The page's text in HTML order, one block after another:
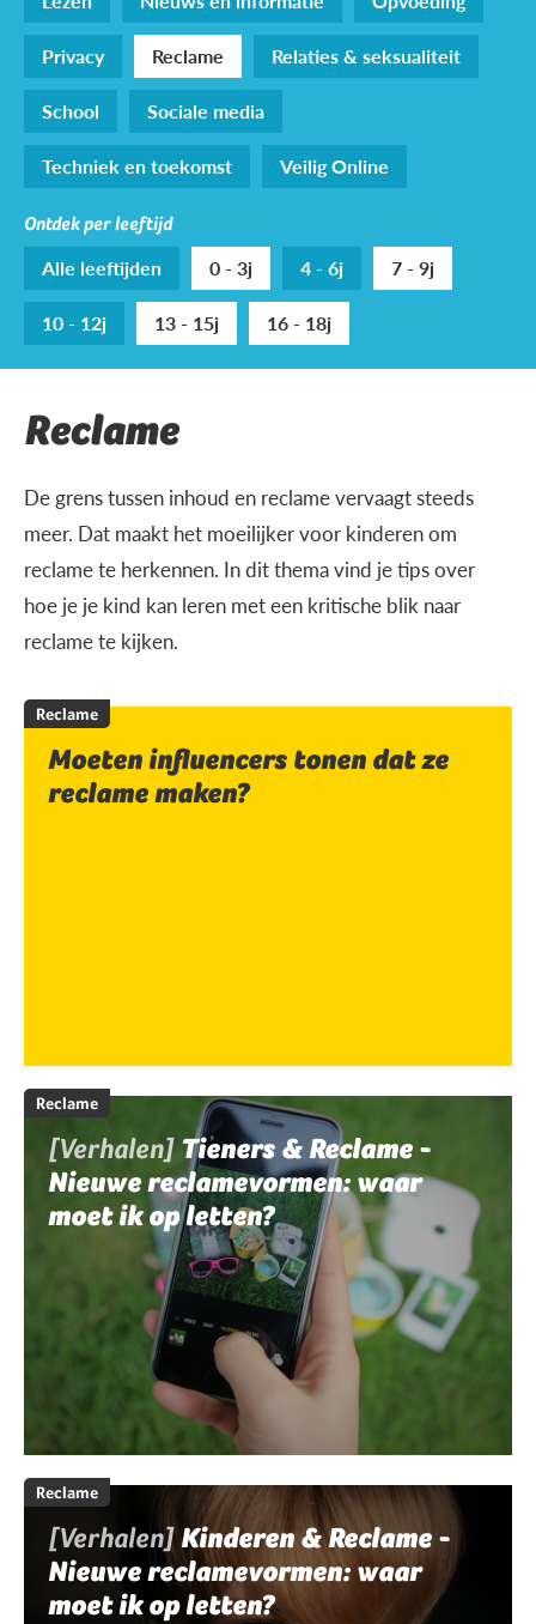
Privacy
Reclame
Relaties & seksualiteit
School
Sociale media
Techniek en toekomst
Veilig Online
Ontdek per leeftijd
Alle leeftijden 0 - 3j 4 - 6j
7 - 9j
10 - 12j
13 - 15j 16 - 18j
Reclame
De grens tussen inhoud en reclame vervaagt steeds
meer. Dat maakt het moeilijker voor kinderen om
reclame te herkennen. In dit thema vind je tips over
hoe je je kind kan leren met een kritische blik naar
reclame te kijken.
Reclame
Moeten influencers tonen dat ze
reclame maken?
Reclame
[Verhalen] Tieners & Reclame -
Nieuwe reclamevormen: waar
moet ik op letten?
Reclame
[Verhalen]Kinderen & Reclame -
Nieuwe reclamevormen: waar
moet ik op letten?